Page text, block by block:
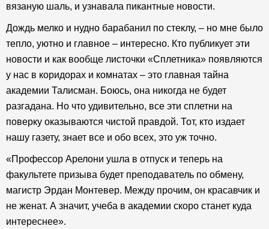
вязаную шаль, и узнавала пикантные новости.
Дождь мелко и нудно барабанил по стеклу, – но мне было
тепло, уютно и главное – интересно. Кто публикует эти
новости и как вообще листочки «Сплетника» появляются
у нас в коридорах и комнатах – это главная тайна
академии Талисман. Боюсь, она никогда не будет
разгадана. Но что удивительно, все эти сплетни на
поверку оказываются чистой правдой. Тот, кто издает
нашу газету, знает все и обо всех, это уж точно.
«Профессор Арелони ушла в отпуск и теперь на
факультете призыва будет преподаватель по обмену,
магистр Эрдан Монтевер. Между прочим, он красавчик и
не женат. А значит, учеба в академии скоро станет куда
интереснее».